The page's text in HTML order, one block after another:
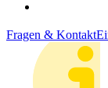
Fragen & Kontakt